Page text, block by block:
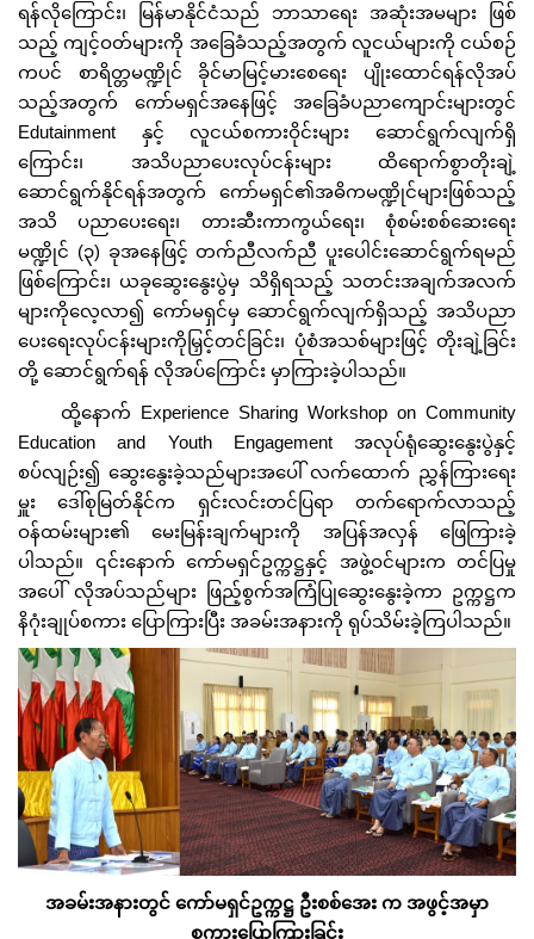
ရန်လိုကြောင်း၊ မြန်မာနိုင်ငံသည် ဘာသာရေး အဆုံးအမများ ဖြစ်
သည့် ကျင့်ဝတ်များကို အခြေခံသည့်အတွက် လူငယ်များကို ငယ်စဉ်
ကပင် စာရိတ္တမဏ္ဍိုင် ခိုင်မာမြင့်မားစေရေး ပျိုးထောင်ရန်လိုအပ်
သည့်အတွက် ကော်မရှင်အနေဖြင့် အခြေခံပညာကျောင်းများတွင်
Edutainment နှင့် လူငယ်စကားဝိုင်းများ ဆောင်ရွက်လျက်ရှိ
ကြောင်း၊ အသိပညာပေးလုပ်ငန်းများ ထိရောက်စွာတိုးချဲ့
ဆောင်ရွက်နိုင်ရန်အတွက် ကော်မရှင်၏အဓိကမဏ္ဍိုင်များဖြစ်သည့်
အသိ ပညာပေးရေး၊ တားဆီးကာကွယ်ရေး၊ စုံစမ်းစစ်ဆေးရေး
မဏ္ဍိုင် (၃) ခုအနေဖြင့် တက်ညီလက်ညီ ပူးပေါင်းဆောင်ရွက်ရမည်
ဖြစ်ကြောင်း၊ ယခုဆွေးနွေးပွဲမှ သိရှိရသည့် သတင်းအချက်အလက်
များကိုလေ့လာ၍ ကော်မရှင်မှ ဆောင်ရွက်လျက်ရှိသည့် အသိပညာ
ပေးရေးလုပ်ငန်းများကိုမြှင့်တင်ခြင်း၊ ပုံစံအသစ်များဖြင့် တိုးချဲ့ခြင်း
တို့ ဆောင်ရွက်ရန် လိုအပ်ကြောင်း မှာကြားခဲ့ပါသည်။
ထို့နောက် Experience Sharing Workshop on Community
Education and Youth Engagement အလုပ်ရုံဆွေးနွေးပွဲနှင့်
စပ်လျဉ်း၍ ဆွေးနွေးခဲ့သည်များအပေါ် လက်ထောက် ညွှန်ကြားရေး
မှူး ဒေါ်စုမြတ်နိုင်က ရှင်းလင်းတင်ပြရာ တက်ရောက်လာသည့်
ဝန်ထမ်းများ၏ မေးမြန်းချက်များကို အပြန်အလှန် ဖြေကြားခဲ့
ပါသည်။ ၎င်းနောက် ကော်မရှင်ဥက္ကဋ္ဌနှင့် အဖွဲ့ဝင်များက တင်ပြမှု
အပေါ် လိုအပ်သည်များ ဖြည့်စွက်အကြံပြုဆွေးနွေးခဲ့ကာ ဥက္ကဋ္ဌက
နိဂုံးချုပ်စကား ပြောကြားပြီး အခမ်းအနားကို ရုပ်သိမ်းခဲ့ကြပါသည်။
အခမ်းအနားတွင် ကော်မရှင်ဥက္ကဋ္ဌ ဦးစစ်အေး က အဖွင့်အမှာ
စကားပြောကြားခြင်း